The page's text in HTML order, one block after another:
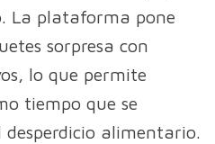
La plataforma pone
sorpresa con
lo que permite
tiempo que se
alimentario.